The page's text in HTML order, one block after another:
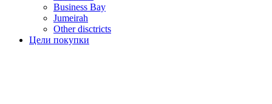
Business Bay
Jumeirah
Other disctricts
Цели покупки